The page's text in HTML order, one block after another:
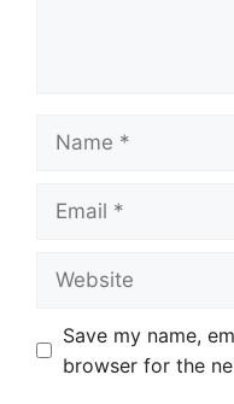
Save my name,
browser for the